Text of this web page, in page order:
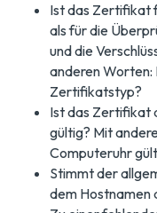
Ist das Zertifikat
als für die
und die
anderen Worten:
Zertifikatstyp?
Ist das Zertifikat
gültig? Mit
Computeruhr
Stimmt der
dem Hostnamen